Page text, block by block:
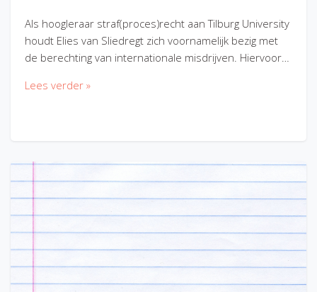
Als hoogleraar straf(proces)recht aan Tilburg University
houdt Elies van Sliedregt zich voornamelijk bezig met
de berechting van internationale misdrijven. Hiervoor…
Lees verder »